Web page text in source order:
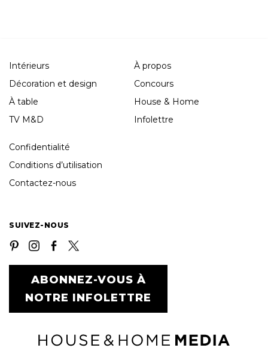
Intérieurs
Décoration et design
À table
TV M&D
À propos
Concours
House & Home
Infolettre
Confidentialité
Conditions d’utilisation
Contactez-nous
SUIVEZ-NOUS
ABONNEZ-VOUS À
NOTRE INFOLETTRE